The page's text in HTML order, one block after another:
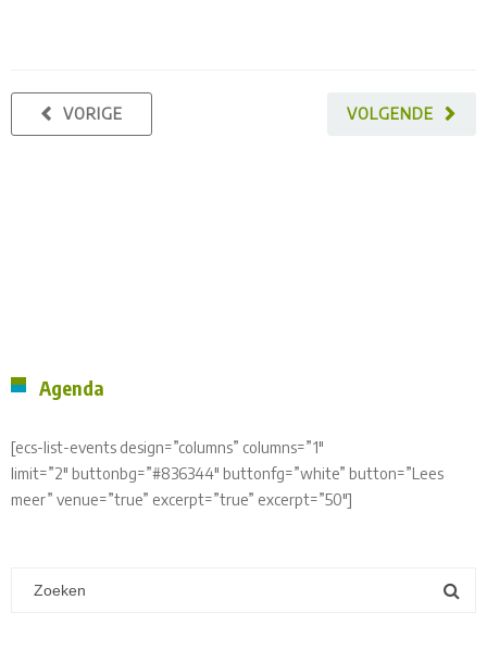
VOLGENDE
VORIGE
Agenda
[ecs-list-events design=”columns” columns=”1″
limit=”2″ buttonbg=”#836344″ buttonfg=”white” button=”Lees
meer” venue=”true” excerpt=”true” excerpt=”50″]